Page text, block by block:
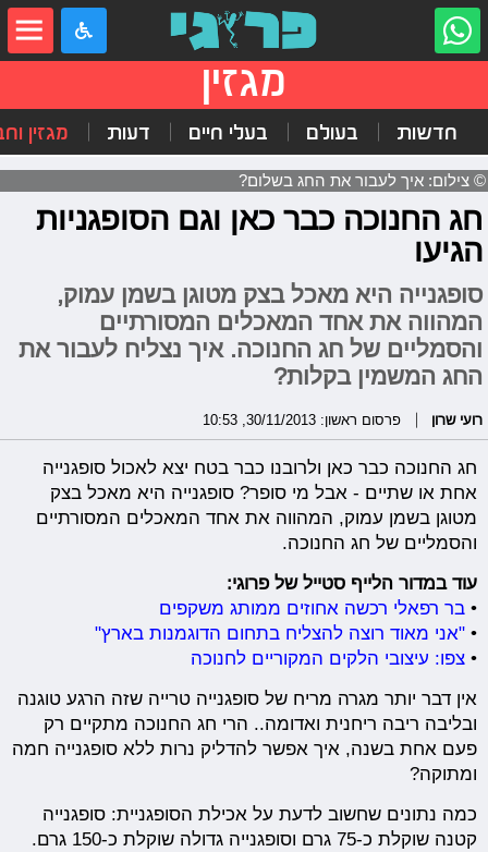
מגזין
חדשות בעולם בעלי חיים דעות מגזין
© צילום: איך לעבור את החג בשלום?
חג החנוכה כבר כאן וגם הסופגניות
הגיעו
סופגנייה היא מאכל בצק מטוגן בשמן עמוק,
המהווה את אחד המאכלים המסורתיים
והסמליים של חג החנוכה. איך נצליח לעבור את
החג המשמין בקלות?
רועי שרון פרסום ראשון: 30/11/2013, 10:53
חג החנוכה כבר כאן ולרובנו כבר בטח יצא לאכול סופגנייה
אחת או שתיים - אבל מי סופר? סופגנייה היא מאכל בצק
מטוגן בשמן עמוק, המהווה את אחד המאכלים המסורתיים
והסמליים של חג החנוכה.
עוד במדור הלייף סטייל של פרוגי:
•בר רפאלי רכשה אחוזים ממותג משקפים
•"אני מאוד רוצה להצליח בתחום הדוגמנות בארץ"
•צפו: עיצובי הלקים המקוריים לחנוכה
אין דבר יותר מגרה מריח של סופגנייה טרייה שזה הרגע טוגנה
ובליבה ריבה ריחנית ואדומה.. הרי חג החנוכה מתקיים רק
פעם אחת בשנה, איך אפשר להדליק נרות ללא סופגנייה חמה
ומתוקה?
כמה נתונים שחשוב לדעת על אכילת הסופגניית: סופגנייה
קטנה שוקלת כ-75 גרם וסופגנייה גדולה שוקלת כ-150 גרם.